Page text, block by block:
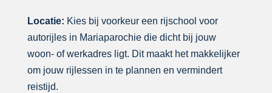
Locatie: Kies bij voorkeur een rijschool voor
autorijles in Mariaparochie die dicht bij jouw
woon- of werkadres ligt. Dit maakt het makkelijker
om jouw rijlessen in te plannen en vermindert
reistijd.